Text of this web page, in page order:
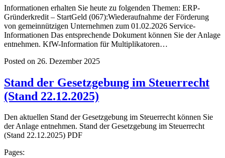
Informationen erhalten Sie heute zu folgenden Themen: ERP-
Gründerkredit – StartGeld (067):Wiederaufnahme der Förderung
von gemeinnützigen Unternehmen zum 01.02.2026 Service-
Informationen Das entsprechende Dokument können Sie der Anlage
entnehmen. KfW-Information für Multiplikatoren…
Posted on 26. Dezember 2025
Stand der Gesetzgebung im Steuerrecht
(Stand 22.12.2025)
Den aktuellen Stand der Gesetzgebung im Steuerrecht können Sie
der Anlage entnehmen. Stand der Gesetzgebung im Steuerrecht
(Stand 22.12.2025) PDF
Pages: